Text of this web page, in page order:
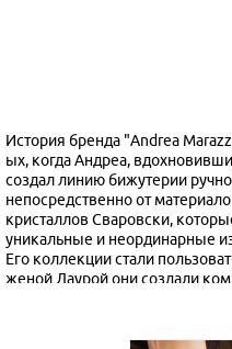
История бренда "Andrea
ых, когда Андреа,
создал линию бижутерии
непосредственно от
кристаллов Сваровски,
уникальные и неординарные
Его коллекции стали
женой Лаурой они создали
признание в Италии, и ее
Работа Андреа базируется на